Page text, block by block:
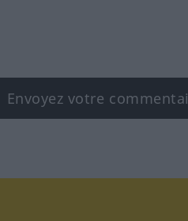
Envoyez votre